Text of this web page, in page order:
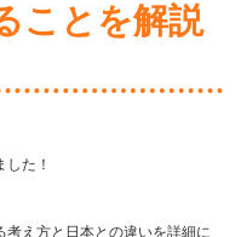
ことを解説
た！
考え方と日本との違いを詳細に